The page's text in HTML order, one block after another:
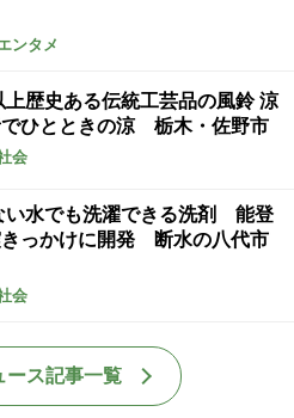
ンタメ
上歴史ある伝統工芸品の風鈴 涼
ひとときの涼 栃木・佐野市
会
い水でも洗濯できる洗剤 能登
っかけに開発 断水の八代市
会
ース記事一覧